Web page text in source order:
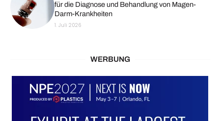
für die Diagnose und Behandlung von Magen-
Darm-Krankheiten
1. Juli 2026
WERBUNG